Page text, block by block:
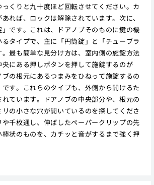
っくりと九十度ほど回転させてください。カ
れば、ロックは解除されています。次に、
」です。これは、ドアノブそのものに鍵の機
タイプで、主に「円筒錠」と「チューブラ
最も簡単な見分け方は、室内側の施錠方法
にある押しボタンを押して施錠するのが
ブの根元にあるつまみをひねって施錠するの
す。これらのタイプも、外側から開けるた
ています。ドアノブの中央部分や、根元の
の小さな穴が開いているのを探してくださ
千枚通し、伸ばしたペーパークリップの先
状のものを、カチッと音がするまで強く押